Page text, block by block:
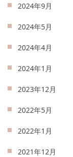
2024年9月
2024年5月
2024年4月
2024年1月
2023年12月
2022年5月
2022年1月
2021年12月